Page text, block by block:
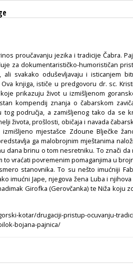
proučavanju jezika i tradicije Čabra.
za dokumentarističko-humorističan
svakako oduševljavaju i isticanjem
knjiga, ističe u predgovoru dr. sc.
prikazuju život u izmišljenom
kompendij znanja o čabarskom
tog područja, a zamišljenog tako da se
života, prošlosti, običaja i navada
mjestašce Zdoune Blječke
ga malobrojnim mještanima
dana brinu o tom nesretniku. To znači da
vraćati povremenim pomaganjima u
stanovnika. To su nešto imućniji
imućni Jape, njegova žena Luba i njihova
Girofka (Gerovčanka) te Niža koju
kotar/drugaciji-pristup-ocuvanju-
bojana-pajnica/